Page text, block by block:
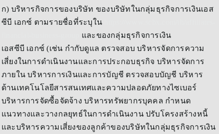
ก) บริหารกิจการของบริษัท ของบริษัทในกลุ่มธุรกิจการเงินเอส
ซีบี เอกซ์ ตามรายชื่อที่ระบุใน
และของกลุ่มธุรกิจการเงิน
เอสซีบี เอกซ์ (เช่น กำกับดูแล ตรวจสอบ บริหารจัดการความ
เสี่ยงในการดำเนินงานและการประกอบธุรกิจ บริหารจัดการ
ภายใน บริหารการเงินและการบัญชี ตรวจสอบบัญชี บริหาร
ด้านเทคโนโลยีสารสนเทศและความปลอดภัยทางไซเบอร์
บริหารการจัดซื้อจัดจ้าง บริหารทรัพยากรบุคคล กำหนด
แนวทางและวางกลยุทธ์ในการดำเนินงาน ปรับโครงสร้างหนี้
และบริหารความเสี่ยงของลูกค้าของบริษัทในกลุ่มธุรกิจการเงิน